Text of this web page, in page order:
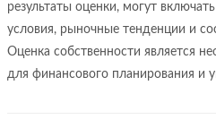
результаты оценки, могут
условия, рыночные тенденции и
Оценка собственности является
для финансового планирования и